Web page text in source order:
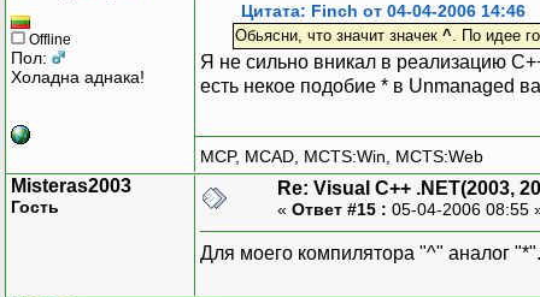
Offline
Пол:
Холадна аднака!
Цитата: Finch от 04-04-2006 14:46
Обьясни, что значит значек ^. По идее
Я не сильно вникал в реализацию
есть некое подобие * в Unmanaged
MCP, MCAD, MCTS:Win, MCTS:Web
Misteras2003
Гость
Re: Visual C++ .NET(2003,
« Ответ #15 : 05-04-2006 08:55
Для моего компилятора "^" аналог